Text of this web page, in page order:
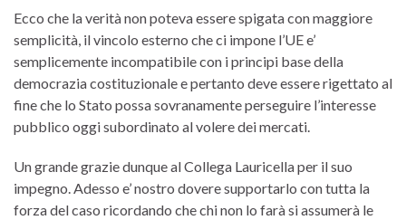
Ecco che la verità non poteva essere spigata con maggiore
semplicità, il vincolo esterno che ci impone l’UE e’
semplicemente incompatibile con i principi base della
democrazia costituzionale e pertanto deve essere rigettato al
fine che lo Stato possa sovranamente perseguire l’interesse
pubblico oggi subordinato al volere dei mercati.
Un grande grazie dunque al Collega Lauricella per il suo
impegno. Adesso e’ nostro dovere supportarlo con tutta la
forza del caso ricordando che chi non lo farà si assumerà le